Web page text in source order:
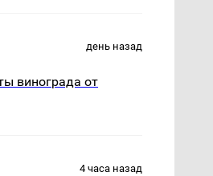
день назад
винограда от
4 часа назад